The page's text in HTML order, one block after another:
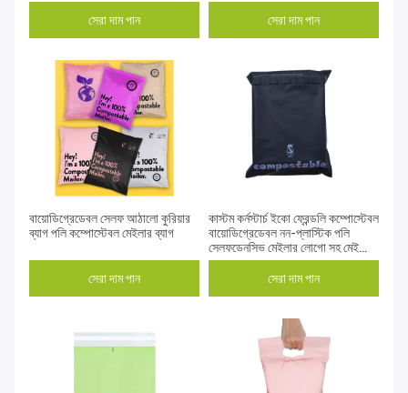
সেরা দাম পান সেরা দাম পান
বায়োডিগ্রেডেবল সেলফ আঠালো কুরিয়ার
ব্যাগ পলি কম্পোস্টেবল মেইলার ব্যাগ
সেরা দাম পান
কাস্টম কর্নস্টার্চ ইকো ফ্রেন্ডলি কম্পোস্টেবল
বায়োডিগ্রেডেবল নন-প্লাস্টিক পলি
সেলফডেনসিভ মেইলার লোগো সহ মেইলিং
ব্যাগ
সেরা দাম পান